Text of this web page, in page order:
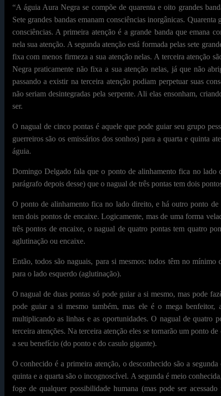
“A águia Aura Negra se compõe de quarenta e oito grandes
Sete grandes bandas emanam consciências inorgânicas.
consciências. A primeira atenção é a grande banda que emana
nela sua atenção. A segunda atenção está formada pelas sete
fixa com menos firmeza a sua atenção nelas. A terceira atenção
Negra praticamente não fixa a sua atenção nelas, já que não
passando a existir na terceira atenção podiam perpetuar suas
não seriam desintegradas pela serpente. Ali elas ensonham,
ser.
O nagual de cinco pontas é aquele que pode guiar seu grupo
guerreiros são os emissários dos sonhos) para a quarta e quinta
águia.
Domingo Delgado fala que o ponto de alinhamento fica no lado
parágrafo depois desse) que o nagual de três pontas tem dois
O ponto de alinhamento fica no lado direito, e há outro ponto
tem dois pontos de encaixe. Logicamente, mas de uma forma
três pontos de encaixe, o nagual de quatro pontas tem quatro
aglutinação ou encaixe.
Então, todos são naguais, para si mesmos: todos têm no
para o lado esquerdo (aglutinação).
O nagual de duas pontas só pode guiar a si mesmo, mas pode
pode guiar a si mesmo também, mas ele é o mega benfeitor,
multiplicando as linhas e as oportunidades. O nagual de quatro
terceira atenções. Na terceira atenção eles se tornarão um ponto
a seu benefício (do ponto e do casulo gigante).
O conhecido é a primeira atenção, o desconhecido são a
quinta e a quarta são o incognoscível. A segunda é meio
foge de qualquer possibilidade humana (mas pode ser